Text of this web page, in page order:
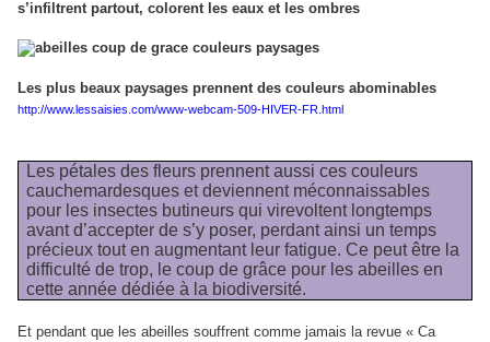
s’infiltrent partout, colorent les eaux et les ombres
Les plus beaux paysages prennent des couleurs abominables
http://www.lessaisies.com/www-webcam-509-HIVER-FR.html
Les pétales des fleurs prennent aussi ces couleurs
cauchemardesques et deviennent méconnaissables
pour les insectes butineurs qui virevoltent longtemps
avant d’accepter de s’y poser, perdant ainsi un temps
précieux tout en augmentant leur fatigue. Ce peut être la
difficulté de trop, le coup de grâce pour les abeilles en
cette année dédiée à la biodiversité.
Et pendant que les abeilles souffrent comme jamais la revue « Ca